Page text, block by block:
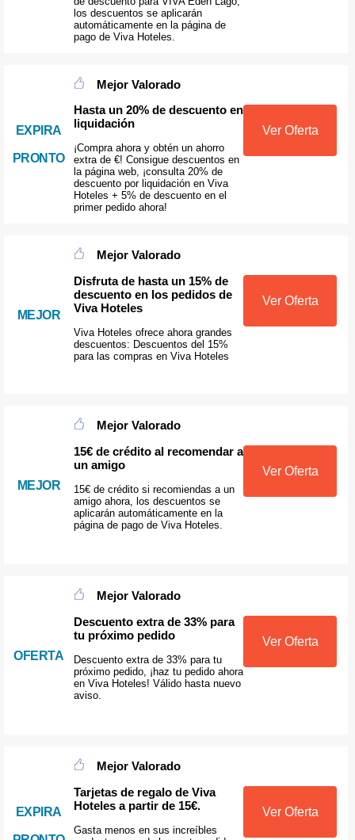
los descuentos se aplicarán
automáticamente en la página de
pago de Viva Hoteles.
EXPIRA
PRONTO
Mejor Valorado
Hasta un 20% de descuento en
liquidación
¡Compra ahora y obtén un ahorro
extra de €! Consigue descuentos en
la página web, ¡consulta 20% de
descuento por liquidación en Viva
Hoteles + 5% de descuento en el
primer pedido ahora!
Ver Oferta
MEJOR
Mejor Valorado
Disfruta de hasta un 15% de
descuento en los pedidos de
Viva Hoteles
Viva Hoteles ofrece ahora grandes
descuentos: Descuentos del 15%
para las compras en Viva Hoteles
Ver Oferta
MEJOR
Mejor Valorado
15€ de crédito al recomendar a
un amigo
15€ de crédito si recomiendas a un
amigo ahora, los descuentos se
aplicarán automáticamente en la
página de pago de Viva Hoteles.
Ver Oferta
OFERTA
Mejor Valorado
Descuento extra de 33% para
tu próximo pedido
Descuento extra de 33% para tu
próximo pedido, ¡haz tu pedido ahora
en Viva Hoteles! Válido hasta nuevo
aviso.
Ver Oferta
EXPIRA
Mejor Valorado
Tarjetas de regalo de Viva
Hoteles a partir de 15€.
Gasta menos en sus increíbles
Ver Oferta